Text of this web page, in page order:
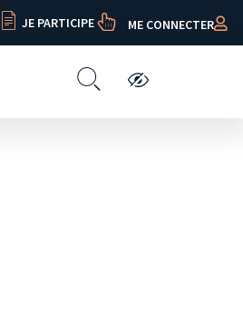
JE PARTICIPE ME CONNECTER